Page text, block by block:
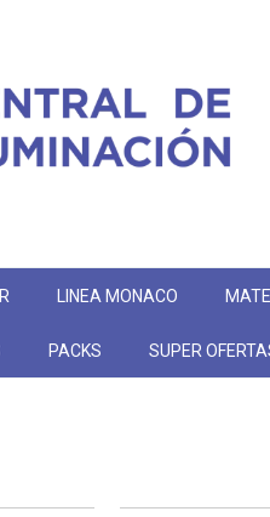
LINEA MONACO
PACKS SUPER